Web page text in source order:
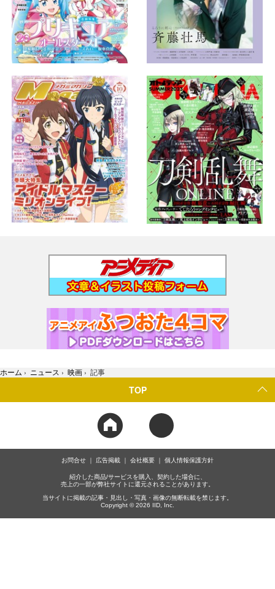
ホーム › ニュース › 映画 › 記事
TOP
お問合せ 広告掲載 会社概要 個人情報保護方針
紹介した商品/サービスを購入、契約した場合に、
売上の一部が弊社サイトに還元されることがあります。
当サイトに掲載の記事・見出し・写真・画像の無断転載を禁じます。
Copyright © 2026 IID, Inc.